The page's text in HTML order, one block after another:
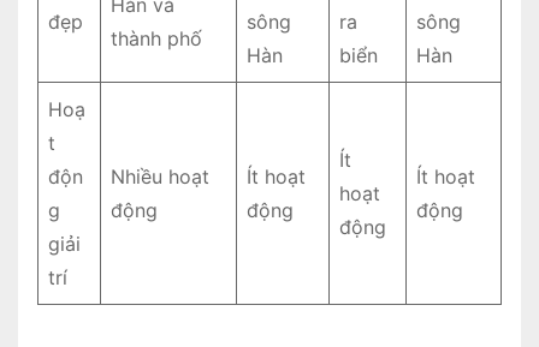
đẹp
thành phố
sông
Hàn
ra
biển
sông
Hàn
Hoạ
t
độn
g
giải
trí
Nhiều hoạt
động
Ít hoạt
động
Ít
hoạt
động
Ít hoạt
động